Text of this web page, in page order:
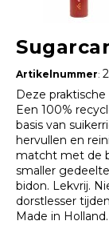
Artikelnummer:
Deze
Een 100%
basis van
hervullen en
matcht met de
smaller
bidon. Lekvrij.
dorstlesser
Made in Holland.